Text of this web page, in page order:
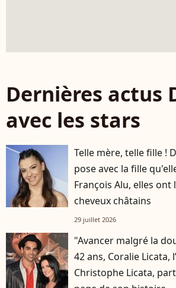
Dernières actus
avec les stars
Telle mère, telle fille !
pose avec la fille
François Alu, elles ont
cheveux châtains
29 juillet 2026
"Avancer malgré la
42 ans, Coralie Licata,
Christophe Licata,